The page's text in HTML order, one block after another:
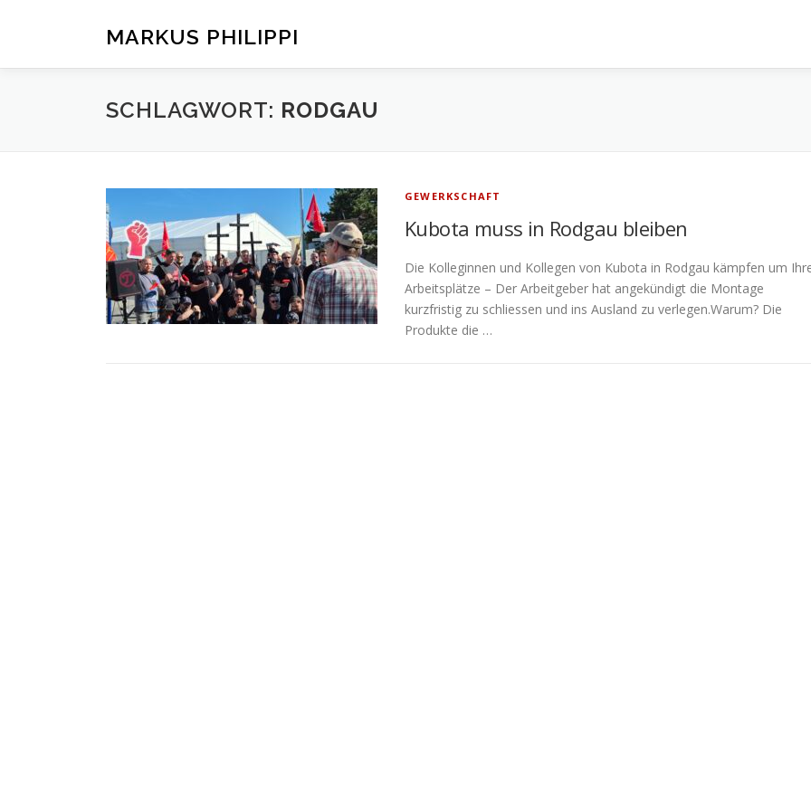
MARKUS PHILIPPI
SCHLAGWORT: RODGAU
GEWERKSCHAFT
Kubota muss in Rodgau bleiben
Die Kolleginnen und Kollegen von Kubota in Rodgau kämpfen um
Arbeitsplätze – Der Arbeitgeber hat angekündigt die Montage
kurzfristig zu schliessen und ins Ausland zu verlegen.Warum? Die
Produkte die …